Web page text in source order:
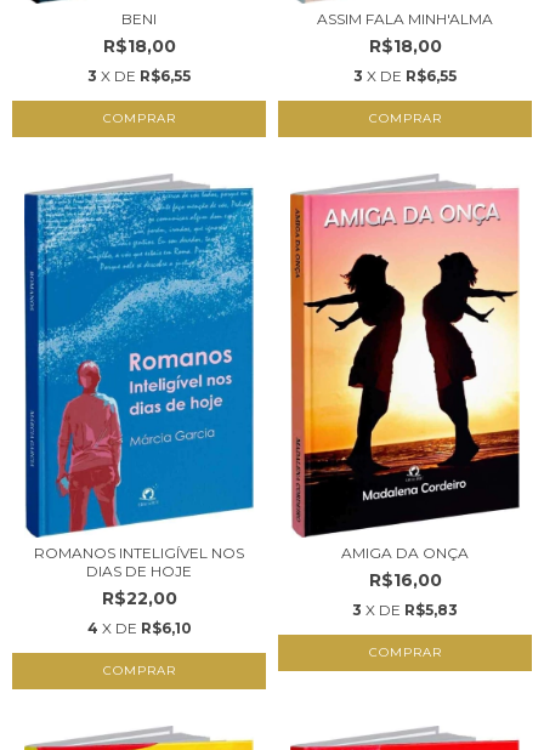
BENI
R$18,00
3 X DE R$6,55
COMPRAR
ASSIM FALA MINH'ALMA
R$18,00
3 X DE R$6,55
COMPRAR
ROMANOS INTELIGÍVEL NOS
DIAS DE HOJE
R$22,00
4 X DE R$6,10
COMPRAR
AMIGA DA ONÇA
R$16,00
3 X DE R$5,83
COMPRAR